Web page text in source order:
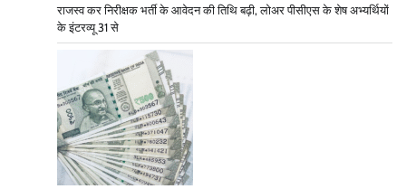
राजस्व कर निरीक्षक भर्ती के आवेदन की तिथि बढ़ी, लोअर पीसीएस के शेष अभ्यर्थियों
के इंटरव्यू 31 से